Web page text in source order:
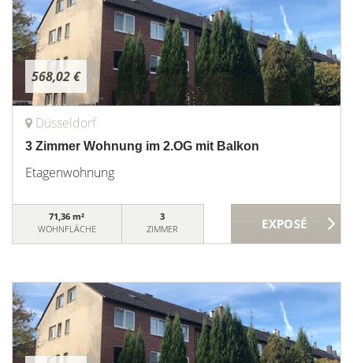
568,02 €
Düsseldorf
3 Zimmer Wohnung im 2.OG mit Balkon
Etagenwohnung
71,36 m²
WOHNFLÄCHE
3
ZIMMER